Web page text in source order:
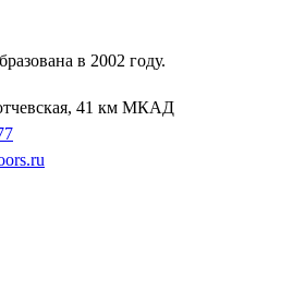
в 2002 году.
41 км МКАД